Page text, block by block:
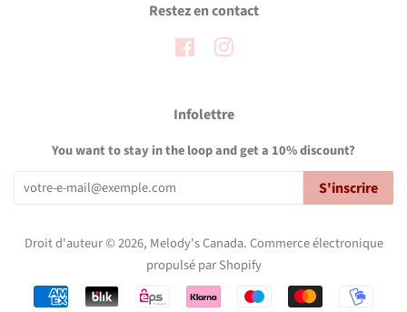
Restez en contact
FacebookInstagram
Infolettre
You want to stay in the loop and get a 10% discount?
S'inscrire
Droit d'auteur © 2026, Melody's Canada.Commerce électronique
propulsé par Shopify
Icônes